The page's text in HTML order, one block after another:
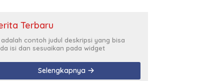
Terbaru
adalah contoh judul deskripsi yang bisa
isi dan sesuaikan pada widget
Selengkapnya